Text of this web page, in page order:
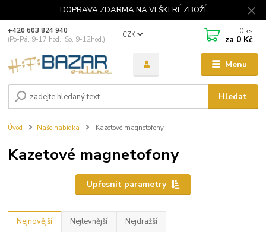
DOPRAVA ZDARMA NA VEŠKERÉ ZBOŽÍ
Menu
CZK
Hledat
+420 603 824 940
(Po-Pá, 9-17 hod., So, 9-12hod.)
0 ks
za 0 Kč
Úvod Naše nabídka Kazetové magnetofony
Kazetové magnetofony
Upřesnit parametry
Nejnovější Nejlevnější Nejdražší